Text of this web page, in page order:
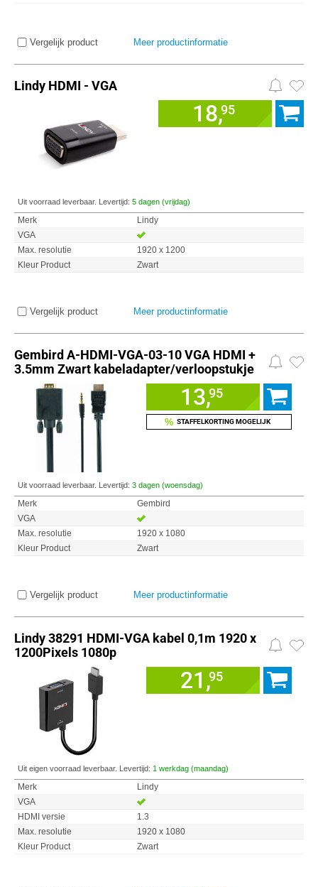
Vergelijk product Meer productinformatie
Lindy HDMI - VGA
18,95
Uit voorraad leverbaar. Levertijd: 5 dagen (vrijdag)
Merk
Lindy
VGA
Max. resolutie
1920 x 1200
Kleur Product
Zwart
Vergelijk product Meer productinformatie
Gembird A-HDMI-VGA-03-10 VGA HDMI +
3.5mm Zwart kabeladapter/verloopstukje
13,95
% STAFFELKORTING MOGELIJK
Uit voorraad leverbaar. Levertijd: 3 dagen (woensdag)
Merk
Gembird
VGA
Max. resolutie
1920 x 1080
Kleur Product
Zwart
Vergelijk product Meer productinformatie
Lindy 38291 HDMI-VGA kabel 0,1m 1920 x
1200Pixels 1080p
21,95
Uit eigen voorraad leverbaar. Levertijd: 1 werkdag (maandag)
Merk
Lindy
VGA
HDMI versie
1.3
Max. resolutie
1920 x 1080
Kleur Product
Zwart